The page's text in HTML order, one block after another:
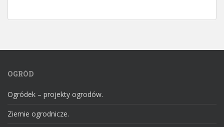
OGRÓD
Ogródek – projekty ogrodów.
Ziemie ogrodnicze.